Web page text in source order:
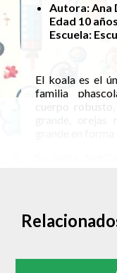
Autora: Ana
Edad 10 años
Escuela:
El koala es el
familia
cuerpo
grande,
grande en
Dichos animale
su hábitat